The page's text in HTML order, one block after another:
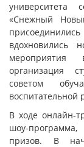
университета
«Снежный
вдохновились
мероприятия
организация
советом
воспитательной
В ходе онлайн-
шоу-
призов. В